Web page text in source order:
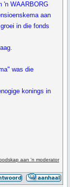
'n WAARBORG
aan
in die fonds
was die
konings in
aan 'n moderator